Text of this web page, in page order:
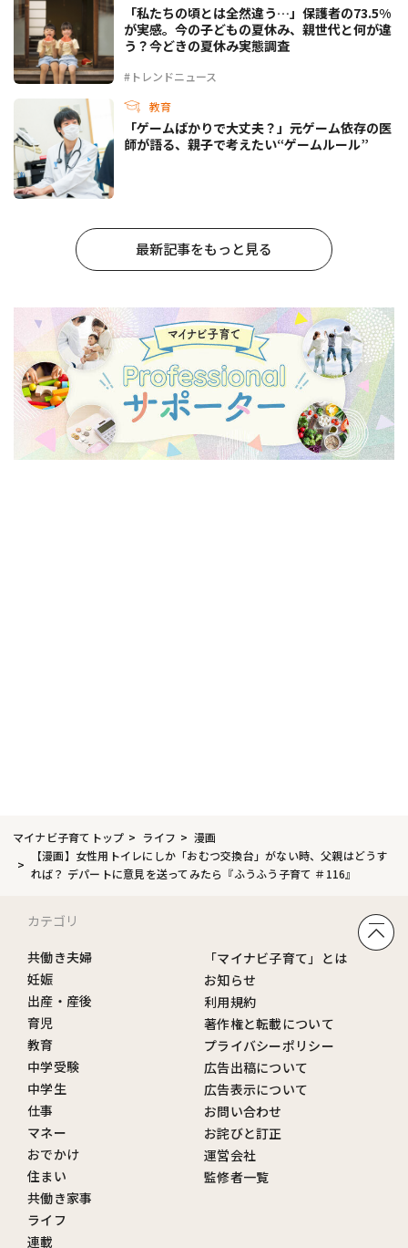
#トレンドニュース
「私たちの頃とは全然違う…」保護者の73.5%
が実感。今の子どもの夏休み、親世代と何が違
う？今どきの夏休み実態調査
教育
「ゲームばかりで大丈夫？」元ゲーム依存の医
師が語る、親子で考えたい“ゲームルール”
最新記事をもっと見る
マイナビ子育てトップ ライフ
漫画
【漫画】女性用トイレにしか「おむつ交換台」がない時、父親はどうす
れば？ デパートに意見を送ってみたら『ふうふう子育て ＃116』
カテゴリ
共働き夫婦
妊娠
出産・産後
育児
教育
中学受験
中学生
仕事
マネー
おでかけ
住まい
共働き家事
ライフ
連載
「マイナビ子育て」とは
お知らせ
利用規約
著作権と転載について
プライバシーポリシー
広告出稿について
広告表示について
お問い合わせ
お詫びと訂正
運営会社
監修者一覧